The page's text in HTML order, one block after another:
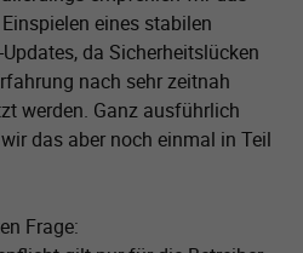
eines stabilen
da Sicherheitslücken
nach sehr zeitnah
werden. Ganz ausführlich
das aber noch einmal in Teil
Frage: